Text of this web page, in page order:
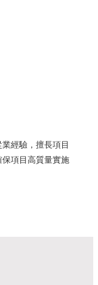
經驗，擅長項目
項目高質量實施